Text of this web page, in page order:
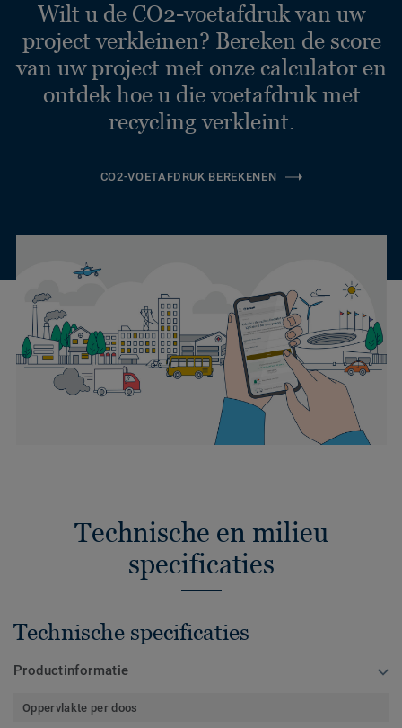
Wilt u de CO2-voetafdruk van uw
project verkleinen? Bereken de score
van uw project met onze calculator en
ontdek hoe u die voetafdruk met
recycling verkleint.
CO2-VOETAFDRUK BEREKENEN
Technische en milieu
specificaties
Technische specificaties
Productinformatie
Oppervlakte per doos